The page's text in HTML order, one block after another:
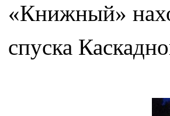
«Книжный»
спуска